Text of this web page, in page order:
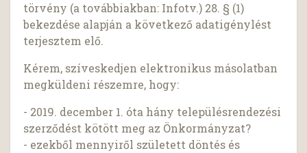
törvény (a továbbiakban: Infotv.) 28. § (1)
bekezdése alapján a következő adatigénylést
terjesztem elő.
Kérem, szíveskedjen elektronikus másolatban
megküldeni részemre, hogy:
- 2019. december 1. óta hány településrendezési
szerződést kötött meg az Önkormányzat?
- ezekből mennyiről született döntés és